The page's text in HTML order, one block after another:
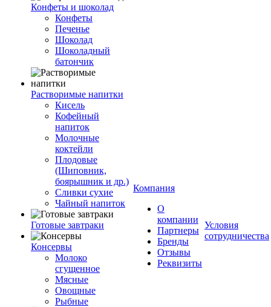
Конфеты и шоколад
Конфеты
Печенье
Шоколад
Шоколадный
батончик
Растворимые напитки
Кисель
Кофейный
напиток
Молочные
коктейли
Плодовые
(Шиповник,
боярышник и др.)
Сливки сухие
Чайный напиток
Готовые завтраки
Консервы
Молоко
сгущенное
Мясные
Овощные
Рыбные
Компания
О
компании
Партнеры
Бренды
Отзывы
Реквизиты
Условия
сотрудничества